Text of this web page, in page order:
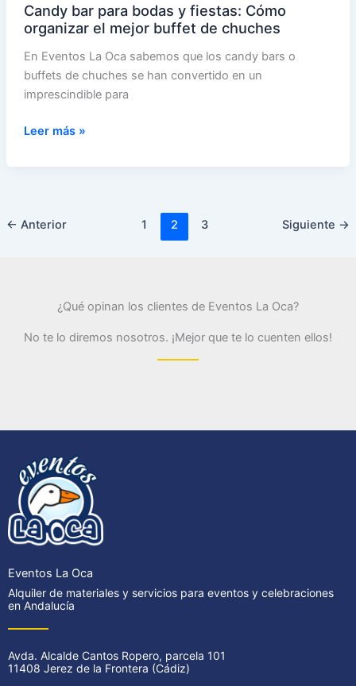
Candy bar para bodas y fiestas: Cómo
organizar el mejor buffet de chuches
En Eventos La Oca sabemos que los candy bars o
buffets de chuches se han convertido en un
imprescindible para
Candy
fiestas:
de
Leer más »
← Anterior 1 2 3 Siguiente →
¿Qué opinan los clientes de Eventos La Oca?
No te lo diremos nosotros. ¡Mejor que te lo cuenten ellos!
Eventos La Oca
Alquiler de materiales y servicios para eventos y celebraciones
en Andalucía
Avda. Alcalde Cantos Ropero, parcela 101
11408 Jerez de la Frontera (Cádiz)